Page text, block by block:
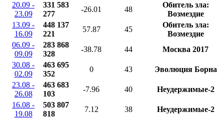
20.09 -
23.09
331 583
277
-26.01 48
Обитель зла:
Возмездие
13.09 -
16.09
448 137
221
57.87 45
Обитель зла:
Возмездие
06.09 -
09.09
283 868
328
-38.78 44
Москва 2017
30.08 -
02.09
463 695
352
0 43 Эволюция Борна
23.08 -
26.08
463 683
103
-7.96 40
Неудержимые-2
16.08 -
19.08
503 807
818
7.12 38
Неудержимые-2